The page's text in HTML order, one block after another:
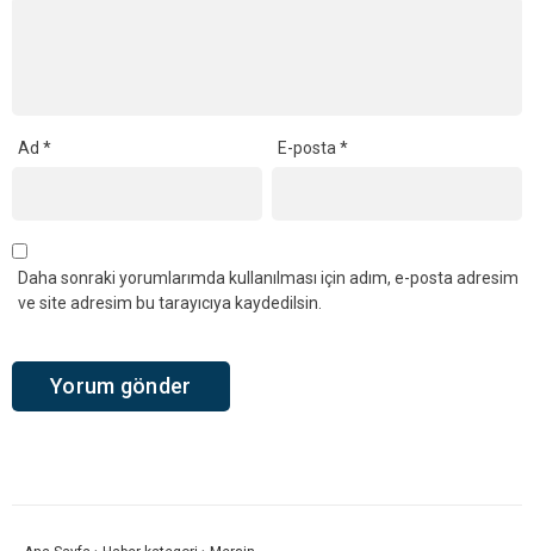
Ad * E-posta*
Daha sonraki yorumlarımda kullanılması için adım, e-posta adresim
ve site adresim bu tarayıcıya kaydedilsin.